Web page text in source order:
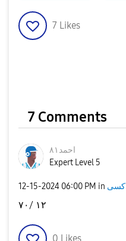
7 Likes
7 Comments
احمد٨١
Expert Level 5
‎12-15-2024 06:00 PM in
١٢ /٧٠
0 Likes